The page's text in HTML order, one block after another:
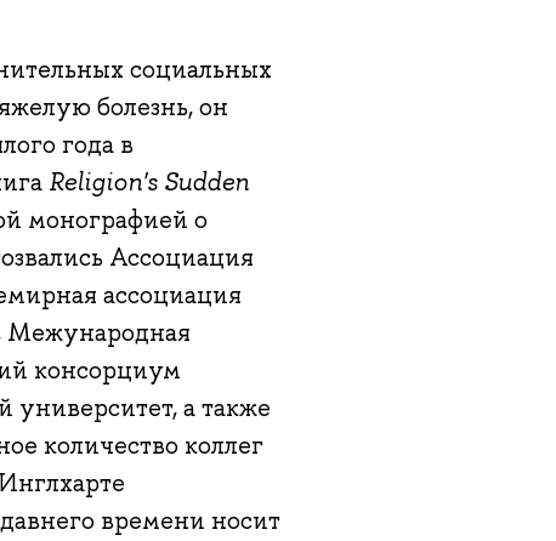
социальных
болезнь, он
года в
Religion's Sudden
монографией о
Ассоциация
ассоциация
Межународная
консорциум
университет, а также
количество коллег
времени носит